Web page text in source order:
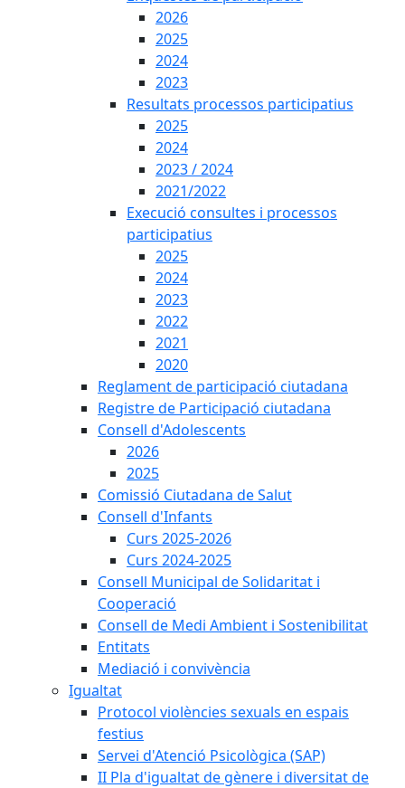
2026
2025
2024
2023
Resultats processos participatius
2025
2024
2023 / 2024
2021/2022
Execució consultes i processos
participatius
2025
2024
2023
2022
2021
2020
Reglament de participació ciutadana
Registre de Participació ciutadana
Consell d'Adolescents
2026
2025
Comissió Ciutadana de Salut
Consell d'Infants
Curs 2025-2026
Curs 2024-2025
Consell Municipal de Solidaritat i
Cooperació
Consell de Medi Ambient i Sostenibilitat
Entitats
Mediació i convivència
Igualtat
Protocol violències sexuals en espais
festius
Servei d'Atenció Psicològica (SAP)
II Pla d'igualtat de gènere i diversitat de